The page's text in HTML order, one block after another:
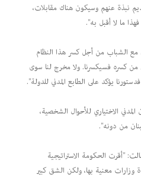
نبذة عنهم وسيكون هناك مقابلات،
ما لا أقبل به".
الشباب من أجل كسر هذا النظام
من كسره فسيكسرنا. ولا مخرج لنا سوى
يؤكد على الطابع المدني للدولة".
الاختياري للأحوال الشخصية،
من دونه".
"أقرت الحكومة الاستراتيجية
وزارات معنية بها، ولكن الشق كبير